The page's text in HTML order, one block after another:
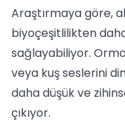
Araştırmaya göre,
biyoçeşitlilikten
sağlayabiliyor.
veya kuş seslerini
daha düşük ve
çıkıyor.